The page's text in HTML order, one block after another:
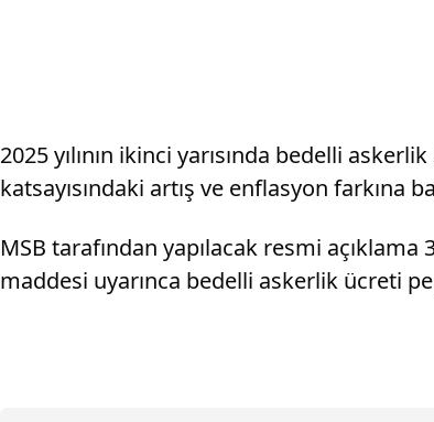
2025 yılının ikinci yarısında bedelli
katsayısındaki artış ve enflasyon farkına
MSB tarafından yapılacak resmi
maddesi uyarınca bedelli askerlik ücreti